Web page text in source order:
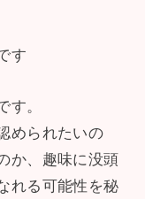
す
す。
められたいの
か、趣味に没頭
れる可能性を秘